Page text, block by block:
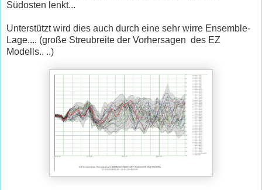
Südosten lenkt...
Unterstützt wird dies auch durch eine sehr wirre Ensemble-
Lage.... (große Streubreite der Vorhersagen des EZ
Modells.. ..)